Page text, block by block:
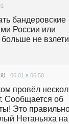
бандеровские
России или
больше не
06.01 в 06:50
провёл
Сообщается об
Это
Нетаньяха